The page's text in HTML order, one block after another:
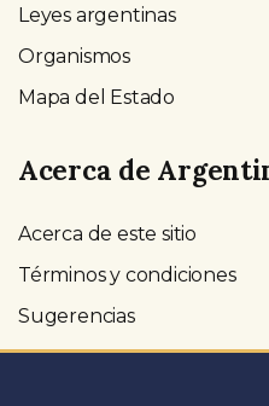
Leyes argentinas
Organismos
Mapa del Estado
Acerca de
Acerca de este sitio
Términos y condiciones
Sugerencias